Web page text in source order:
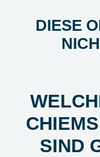
DIESE
SIND